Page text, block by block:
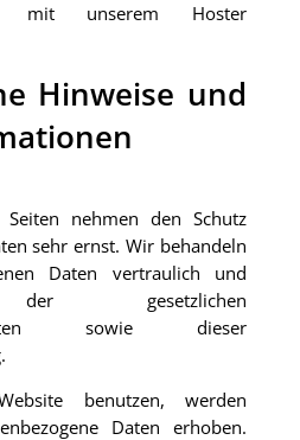
mit unserem Hoster
Hinweise und
nehmen den Schutz
sehr ernst. Wir behandeln
Daten vertraulich und
der gesetzlichen
sowie dieser
benutzen, werden
Daten erhoben.